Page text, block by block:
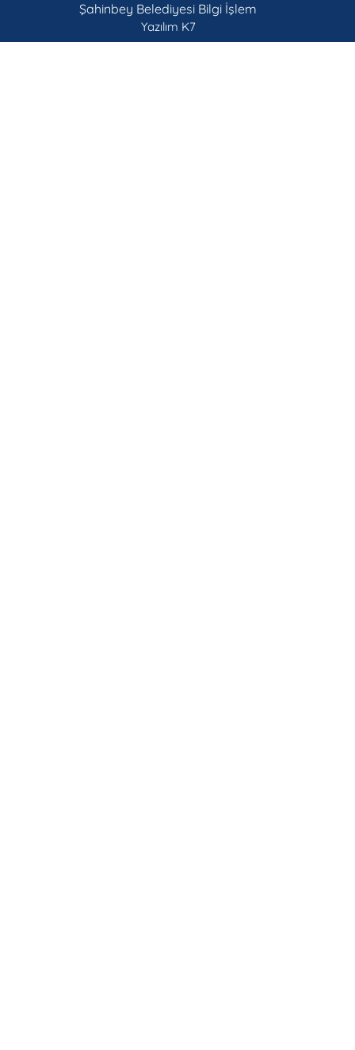
Şahinbey Belediyesi Bilgi İşlem
Yazılım K7